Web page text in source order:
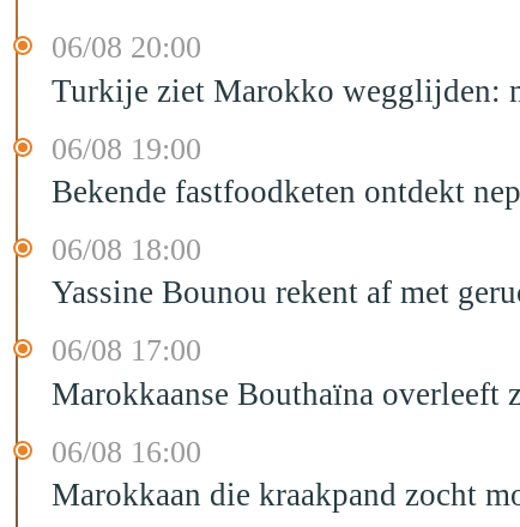
06/08 20:00
Turkije ziet Marokko wegglijden:
06/08 19:00
Bekende fastfoodketen ontdekt
06/08 18:00
Yassine Bounou rekent af met
06/08 17:00
Marokkaanse Bouthaïna
06/08 16:00
Marokkaan die kraakpand zocht